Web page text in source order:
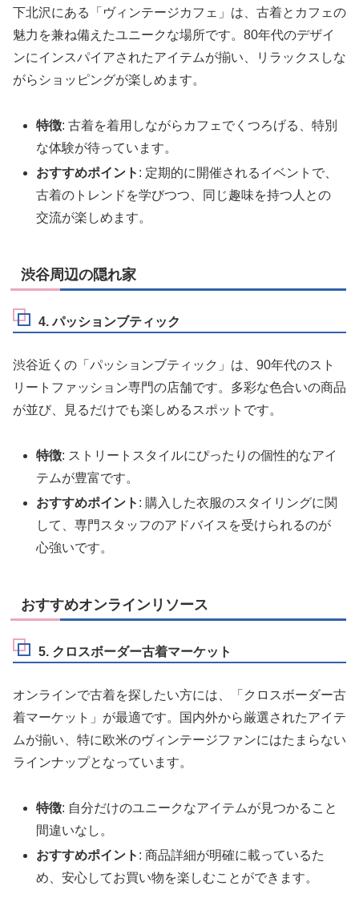
下北沢にある「ヴィンテージカフェ」は、古着とカフェの
魅力を兼ね備えたユニークな場所です。80年代のデザイ
ンにインスパイアされたアイテムが揃い、リラックスしな
がらショッピングが楽しめます。
特徴: 古着を着用しながらカフェでくつろげる、特別
な体験が待っています。
おすすめポイント : 定期的に開催されるイベントで、
古着のトレンドを学びつつ、同じ趣味を持つ人との
交流が楽しめます。
渋谷周辺の隠れ家
4. パッションブティック
渋谷近くの「パッションブティック」は、90年代のスト
リートファッション専門の店舗です。多彩な色合いの商品
が並び、見るだけでも楽しめるスポットです。
特徴: ストリートスタイルにぴったりの個性的なアイ
テムが豊富です。
おすすめポイント : 購入した衣服のスタイリングに関
して、専門スタッフのアドバイスを受けられるのが
心強いです。
おすすめオンラインリソース
5. クロスボーダー古着マーケット
オンラインで古着を探したい方には、「クロスボーダー古
着マーケット」が最適です。国内外から厳選されたアイテ
ムが揃い、特に欧米のヴィンテージファンにはたまらない
ラインナップとなっています。
特徴: 自分だけのユニークなアイテムが見つかること
間違いなし。
おすすめポイント : 商品詳細が明確に載っているた
め、安心してお買い物を楽しむことができます。